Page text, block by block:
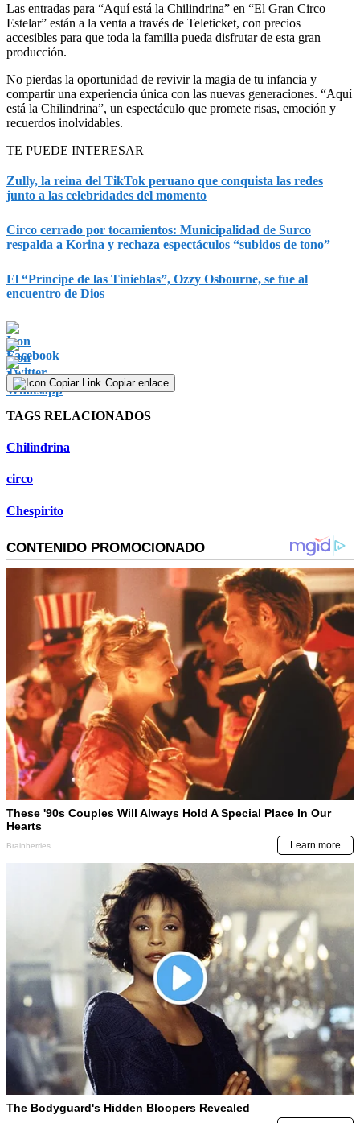
Las entradas para “Aquí está la Chilindrina” en “El Gran Circo
Estelar” están a la venta a través de Teleticket, con precios
accesibles para que toda la familia pueda disfrutar de esta gran
producción.
No pierdas la oportunidad de revivir la magia de tu infancia y
compartir una experiencia única con las nuevas generaciones. “Aquí
está la Chilindrina”, un espectáculo que promete risas, emoción y
recuerdos inolvidables.
TE PUEDE INTERESAR
Zully, la reina del TikTok peruano que conquista las redes
junto a las celebridades del momento
Circo cerrado por tocamientos: Municipalidad de Surco
respalda a Korina y rechaza espectáculos “subidos de tono”
El “Príncipe de las Tinieblas”, Ozzy Osbourne, se fue al
encuentro de Dios
Copiar enlace
TAGS RELACIONADOS
Chilindrina
circo
Chespirito